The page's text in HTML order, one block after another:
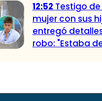
12:52 Testigo
mujer con sus
entregó
robo: "Estaba